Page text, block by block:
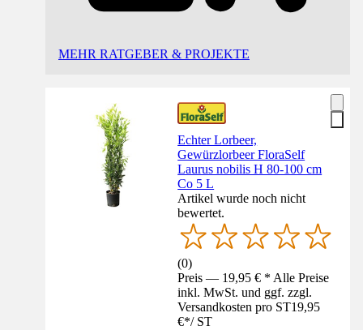
MEHR RATGEBER & PROJEKTE
Echter Lorbeer,
Gewürzlorbeer FloraSelf
Laurus nobilis H 80-100 cm
Co 5 L
Artikel wurde noch nicht
bewertet.
(0)
Preis — 19,95 € * Alle Preise
inkl. MwSt. und ggf. zzgl.
Versandkosten pro ST19,95
€*/ ST